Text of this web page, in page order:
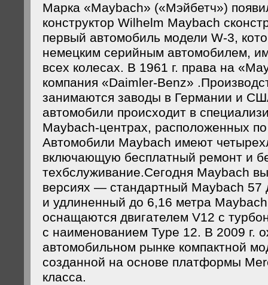
Марка «Maybach» («Мэйбетч»)
конструктор Wilhelm Maybach
первый автомобиль модели W-3,
немецким серийным автомобилем,
всех колесах. В 1961 г. права на
компания «Daimler-Benz»
занимаются заводы в Германии и
автомобили происходит в
Maybach-центрах, расположенных
Автомобили Maybach имеют
включающую бесплатный ремонт и
техбслуживание.Сегодня Maybach
версиях — стандартный Maуbach 57
и удлиненный до 6,16 метра
оснащаются двигателем V12 с
с наименованием Type 12. В 2009 г.
автомобильном рынке компактной
созданной на основе платформы
класса.